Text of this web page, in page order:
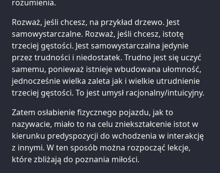
rozumienia.
Rozważ, jeśli chcesz, na przykład drzewo. Jest
samowystarczalne. Rozważ, jeśli chcesz, istotę
trzeciej gęstości. Jest samowystarczalna jedynie
przez trudności i niedostatek. Trudno jest się uczyć
samemu, ponieważ istnieje wbudowana ułomność,
jednocześnie wielka zaleta jak i wielkie utrudnienie
trzeciej gęstości. To jest umysł racjonalny/intuicyjny.
Zatem osłabienie fizycznego pojazdu, jak to
nazywacie, miało to na celu zniekształcenie istot w
kierunku predyspozycji do wchodzenia w interakcję
z innymi. W ten sposób można rozpocząć lekcje,
które zbliżają do poznania miłości.